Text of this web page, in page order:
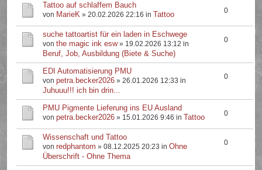
Tattoo auf schlaffem Bauch
von MarieK » 20.02.2026 22:16 in Tattoo 0
suche tattoartist für ein laden in Eschwege
vonthe magic ink esw» 19.02.2026 13:12 in
Beruf, Job, Ausbildung (Biete & Suche)
0
EDI Automatisierung PMU
vonpetra.becker2026 » 26.01.2026 12:33 in
Juhuuu!!! ich bin drin...
0
PMU Pigmente Lieferung ins EU Ausland
vonpetra.becker2026 » 15.01.2026 9:46 in Tattoo 0
Wissenschaft und Tattoo
vonredphantom » 08.12.2025 20:23 inOhne
Überschrift - Ohne Thema
0